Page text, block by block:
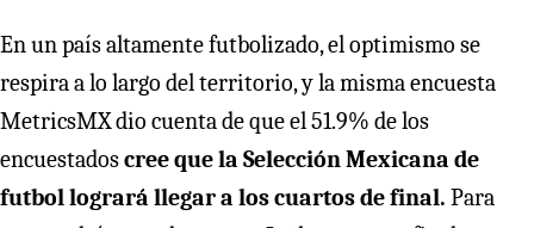
En un país altamente futbolizado, el optimismo se
respira a lo largo del territorio, y la misma encuesta
MetricsMX dio cuenta de que el 51.9% de los
encuestadoscree que la Selección Mexicana de
futbol logrará llegar a los cuartos de final. Para